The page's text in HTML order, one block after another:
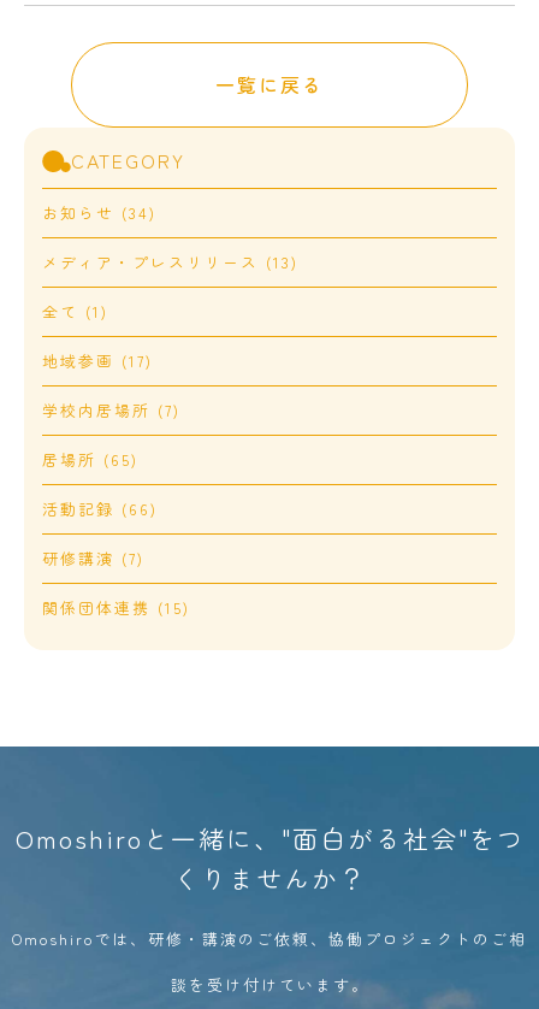
一覧に戻る
CATEGORY
お知らせ (34)
メディア・プレスリリース (13)
全て (1)
地域参画 (17)
学校内居場所 (7)
居場所 (65)
活動記録 (66)
研修講演 (7)
関係団体連携 (15)
Omoshiroと一緒に、"面白がる社会"をつ
くりませんか？
Omoshiroでは、研修・講演のご依頼、協働プロジェクトのご相
談を受け付けています。